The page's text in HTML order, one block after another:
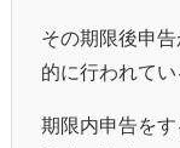
その期限後申
的に行われてい
期限内申告を